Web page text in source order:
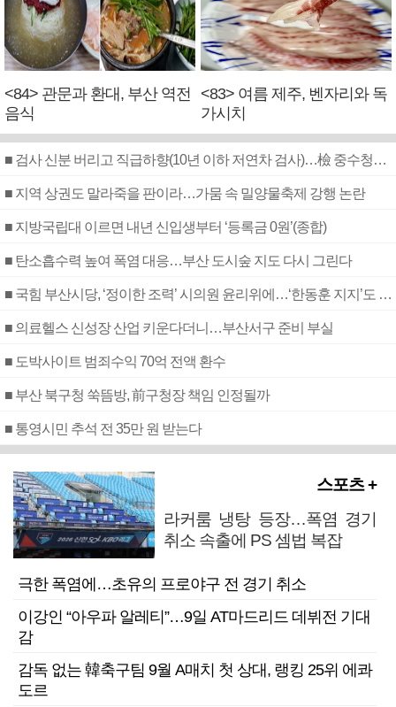
<84> 관문과 환대, 부산 역전
음식
<83> 여름 제주, 벤자리와 독
가시치
■ 검사 신분 버리고 직급하향(10년 이하 저연차 검사)…檢 중수청행 기피
■ 지역 상권도 말라죽을 판이라…가뭄 속 밀양물축제 강행 논란
■ 지방국립대 이르면 내년 신입생부터 ‘등록금 0원’(종합)
■ 탄소흡수력 높여 폭염 대응…부산 도시숲 지도 다시 그린다
■ 국힘 부산시당, ‘정이한 조력’ 시의원 윤리위에…‘한동훈 지지’도 신고접수
■ 의료헬스 신성장 산업 키운다더니…부산서구 준비 부실
■ 도박사이트 범죄수익 70억 전액 환수
■ 부산 북구청 쑥뜸방, 前구청장 책임 인정될까
■ 통영시민 추석 전 35만 원 받는다
스포츠 +
라커룸 냉탕 등장…폭염 경기
취소 속출에 PS 셈법 복잡
극한 폭염에…초유의 프로야구 전 경기 취소
이강인 “아우파 알레티”…9일 AT마드리드 데뷔전 기대
감
감독 없는 韓축구팀 9월 A매치 첫 상대, 랭킹 25위 에콰
도르